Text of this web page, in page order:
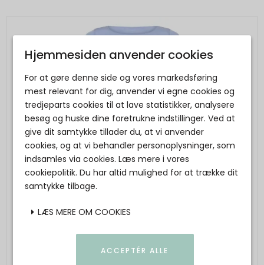
Hjemmesiden anvender cookies
For at gøre denne side og vores markedsføring
mest relevant for dig, anvender vi egne cookies og
tredjeparts cookies til at lave statistikker, analysere
besøg og huske dine foretrukne indstillinger. Ved at
give dit samtykke tillader du, at vi anvender
cookies, og at vi behandler personoplysninger, som
indsamles via cookies. Læs mere i vores
cookiepolitik. Du har altid mulighed for at trække dit
samtykke tilbage.
LÆS MERE OM COOKIES
ACCEPTÉR ALLE